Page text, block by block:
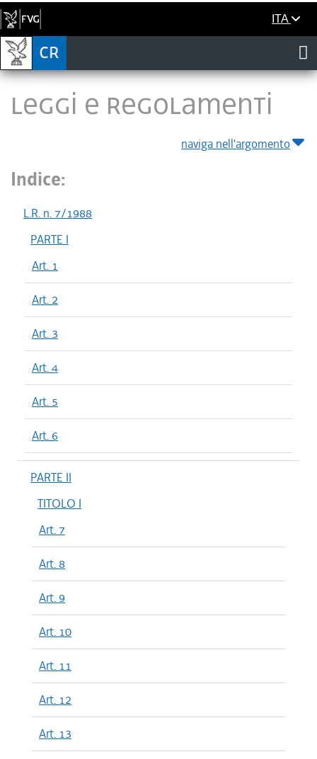
ITA
LEGGI E REGOLAMENTI
naviga nell'argomento
Indice:
L.R. n. 7/1988
PARTE I
Art. 1
Art. 2
Art. 3
Art. 4
Art. 5
Art. 6
PARTE II
TITOLO I
Art. 7
Art. 8
Art. 9
Art. 10
Art. 11
Art. 12
Art. 13